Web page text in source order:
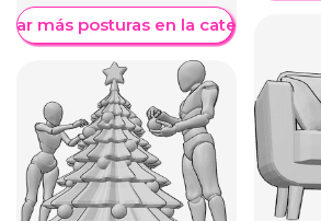
más posturas en la categoría